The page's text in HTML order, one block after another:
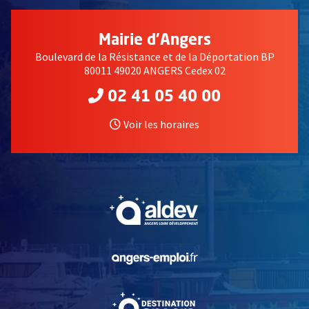
Mairie d'Angers
Boulevard de la Résistance et de la Déportation BP
80011 49020 ANGERS Cedex 02
02 41 05 40 00
Voir les horaires
, Ouvre une nouvelle